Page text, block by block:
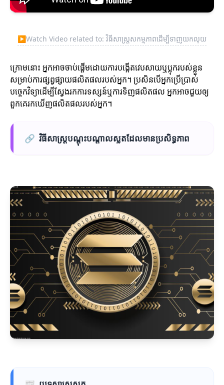
▶Watch Video related to: វិធីសាស្ត្រសកម្មភាពដើម្បីទាញយកលុយ
ក្រោមនោះ អ្នកអាចចាប់ផ្តើមដោយការបង្កើតវេបសាយឬប្លុករបស់ខ្លួន
សម្រាប់ការផ្សព្វផ្សាយផលិតផលរបស់អ្នក។ ប្រសិនបើអ្នកប្រើប្រាស់
បច្ចេកវិទ្យាដើម្បីស្វែងរកការទស្សន៍ឬការទិញផលិតផល អ្នកអាចជួយឲ្យ
ពួកគេរកឃើញផលិតផលរបស់អ្នក។
🔗 វិធីសាស្ត្របណ្តុះបណ្តាលស្លតដែលមានប្រសិទ្ធភាព